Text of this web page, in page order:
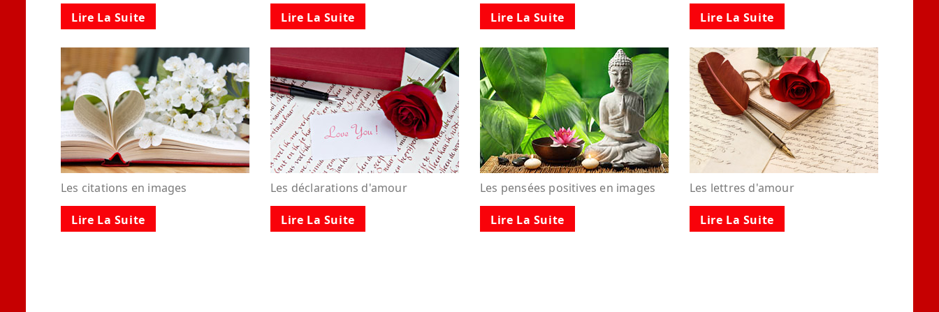
Lire La Suite Lire La Suite Lire La Suite Lire La Suite
Les citations en images
Lire La Suite
Les déclarations d'amour
Lire La Suite
Les pensées positives en images
Lire La Suite
Les lettres d'amour
Lire La Suite